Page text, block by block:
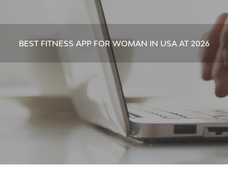
BEST FITNESS APP FOR WOMAN IN USA AT 2026